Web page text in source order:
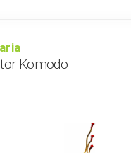
Komodo